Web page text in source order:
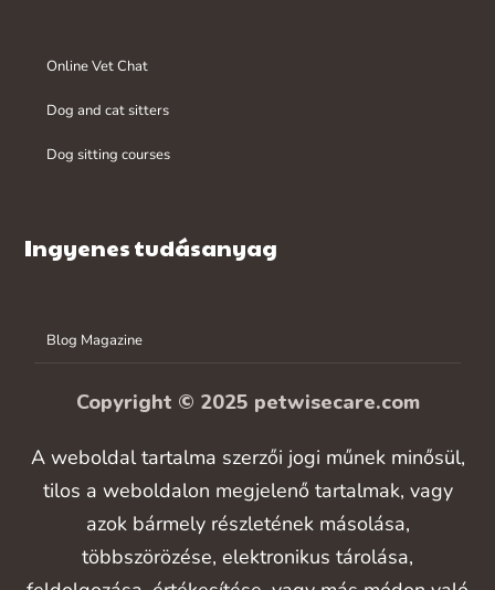
Online Vet Chat
Dog and cat sitters
Dog sitting courses
Ingyenes tudásanyag
Blog Magazine
Copyright © 2025 petwisecare.com
A weboldal tartalma szerzői jogi műnek minősül,
tilos a weboldalon megjelenő tartalmak, vagy
azok bármely részletének másolása,
többszörözése, elektronikus tárolása,